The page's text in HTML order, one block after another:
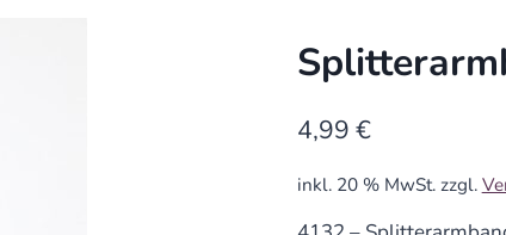
4,99 €
inkl. 20 % MwSt. zzgl.